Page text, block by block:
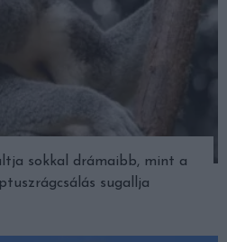
sokkal drámaibb, mint a
sugallja